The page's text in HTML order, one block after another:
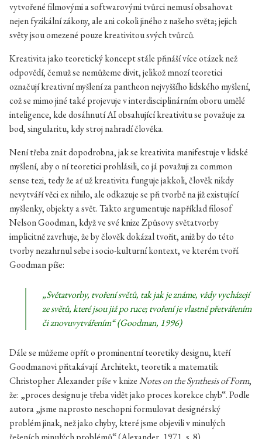
vytvořené filmovými a softwarovými tvůrci nemusí obsahovat
nejen fyzikální zákony, ale ani cokoli jiného z našeho světa; jejich
světy jsou omezené pouze kreativitou svých tvůrců.
Kreativita jako teoretický koncept stále přináší více otázek než
odpovědí, čemuž se nemůžeme divit, jelikož mnozí teoretici
označují kreativní myšlení za pantheon nejvyššího lidského myšlení,
což se mimo jiné také projevuje v interdisciplinárním oboru umělé
inteligence, kde dosáhnutí AI obsahující kreativitu se považuje za
bod, singularitu, kdy stroj nahradí člověka.
Není třeba znát dopodrobna, jak se kreativita manifestuje v lidské
myšlení, aby o ní teoretici prohlásili, co já považuji za common
sense tezi, tedy že ať už kreativita funguje jakkoli, člověk nikdy
nevytváří věci ex nihilo, ale odkazuje se při tvorbě na již existující
myšlenky, objekty a svět. Takto argumentuje například filosof
Nelson Goodman, když ve své knize Způsovy světatvorby
implicitně zavrhuje, že by člověk dokázal tvořit, aniž by do této
tvorby nezahrnul sebe i socio-kulturní kontext, ve kterém tvoří.
Goodman píše:
„Světatvorby, tvoření světů, tak jak je známe, vždy vycházejí
ze světů, které jsou již po ruce; tvoření je vlastně přetvářením
či znovuvytvářením“ (Goodman, 1996)
Dále se můžeme opřít o prominentní teoretiky designu, kteří
Goodmanovi přitakávají. Architekt, teoretik a matematik
Christopher Alexander píše v knize Notes on the Synthesis of Form,
že: „proces designu je třeba vidět jako proces korekce chyb“. Podle
autora „jsme naprosto neschopni formulovat designérský
problém jinak, než jako chyby, které jsme objevili v minulých